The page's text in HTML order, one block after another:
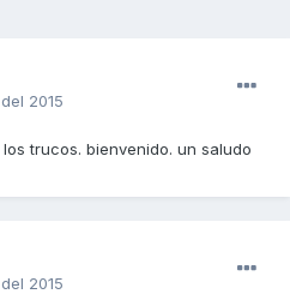
2015
trucos. bienvenido. un saludo
2015